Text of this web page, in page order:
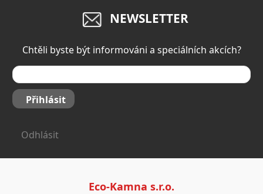
NEWSLETTER
Chtěli byste být informováni a speciálních akcích?
Přihlásit
Odhlásit
Eco-Kamna s.r.o.